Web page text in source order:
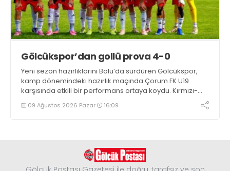
Gölcükspor’dan gollü prova 4-0
Yeni sezon hazırlıklarını Bolu’da sürdüren Gölcükspor,
kamp dönemindeki hazırlık maçında Çorum FK U19
karşısında etkili bir performans ortaya koydu. Kırmızı-
siyahlılar, iki devrede bulduğu gollerle rakibini 4-0
mağlup etti
09 Ağustos 2026 Pazar 16:09